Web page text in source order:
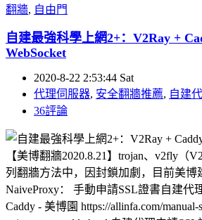
翻牆, 自由門
自建最強科學上網2+：V2Ray +
WebSocket
2020-8-22 2:53:44 Sat
代理伺服器, 安全翻牆推薦, 自建
36評論
【美博翻牆2020.8.21】trojan、v2fly（
列翻牆方法中，因封鎖加劇，目前美博
NaiveProxy： 手動申請SSL證書自建代
Caddy - 美博園 https://allinfa.com/manual-